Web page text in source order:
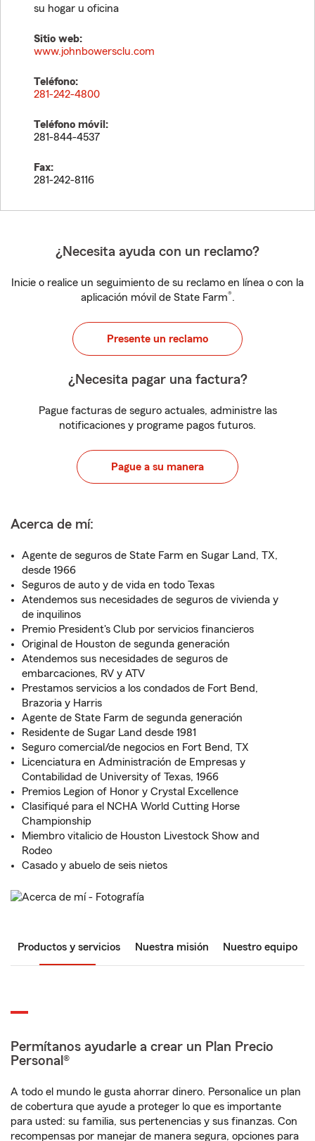
su hogar u oficina
Sitio web:
www.johnbowersclu.com
Teléfono:
281-242-4800
Teléfono móvil:
281-844-4537
Fax:
281-242-8116
¿Necesita ayuda con un reclamo?
Inicie o realice un seguimiento de su reclamo en línea o con la
aplicación móvil de State Farm®.
Presente un reclamo
¿Necesita pagar una factura?
Pague facturas de seguro actuales, administre las
notificaciones y programe pagos futuros.
Pague a su manera
Acerca de mí:
Agente de seguros de State Farm en Sugar Land, TX,
desde 1966
Seguros de auto y de vida en todo Texas
Atendemos sus necesidades de seguros de vivienda y
de inquilinos
Premio President's Club por servicios financieros
Original de Houston de segunda generación
Atendemos sus necesidades de seguros de
embarcaciones, RV y ATV
Prestamos servicios a los condados de Fort Bend,
Brazoria y Harris
Agente de State Farm de segunda generación
Residente de Sugar Land desde 1981
Seguro comercial/de negocios en Fort Bend, TX
Licenciatura en Administración de Empresas y
Contabilidad de University of Texas, 1966
Premios Legion of Honor y Crystal Excellence
Clasifiqué para el NCHA World Cutting Horse
Championship
Miembro vitalicio de Houston Livestock Show and
Rodeo
Casado y abuelo de seis nietos
Productos y servicios Nuestra misión Nuestro equipo
Permítanos ayudarle a crear un Plan Precio
Personal®
A todo el mundo le gusta ahorrar dinero. Personalice un plan
de cobertura que ayude a proteger lo que es importante
para usted: su familia, sus pertenencias y sus finanzas. Con
recompensas por manejar de manera segura, opciones para